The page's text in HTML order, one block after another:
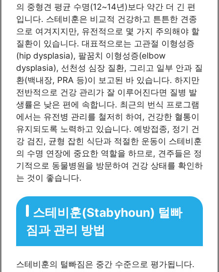
의 중형견 평균 수명(12~14년)보다 약간 더 긴 편
입니다. 스테비훈은 비교적 건강하고 튼튼한 견종
으로 여겨지지만, 유전적으로 몇 가지 주의해야 할
질환이 있습니다. 대표적으로는 고관절 이형성증
(hip dysplasia), 팔꿈치 이형성증(elbow
dysplasia), 선천성 심장 질환, 그리고 일부 안과 질
환(백내장, PRA 등)이 보고된 바 있습니다. 하지만
전반적으로 건강 관리가 잘 이루어진다면 질병 발
생률은 낮은 편에 속합니다. 최근의 번식 프로그램
에서는 유전병 관리를 철저히 하여, 건강한 혈통이
유지되도록 노력하고 있습니다. 예방접종, 정기 건
강 검진, 균형 잡힌 식단과 적절한 운동이 스테비훈
의 수명 연장에 중요한 역할을 하므로, 견주들은 정
기적으로 동물병원을 방문하여 건강 상태를 확인하
는 것이 좋습니다.
스테비훈(Stabyhoun) 털빠
짐과 관리 방법
스테비훈의 털빠짐은 중간 수준으로 평가됩니다.